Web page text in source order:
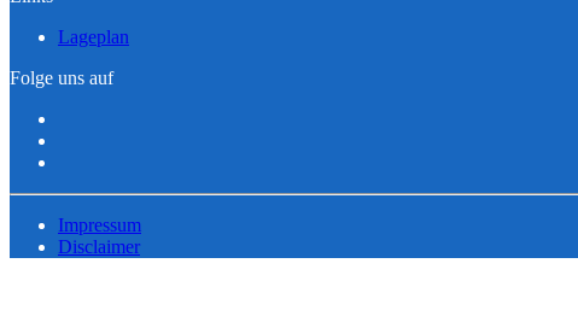
Lageplan
Folge uns auf
Impressum
Disclaimer